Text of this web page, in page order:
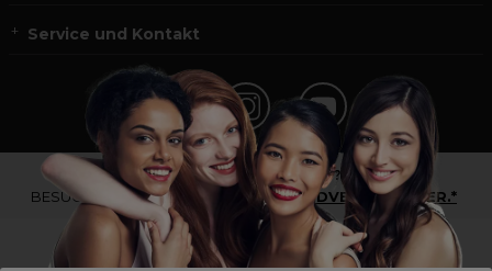
Service und Kontakt
*Du bist kein Profikunde?
BESUCHE
UNSERE WEBSEITE FÜR ENDVERBRAUCHER.*